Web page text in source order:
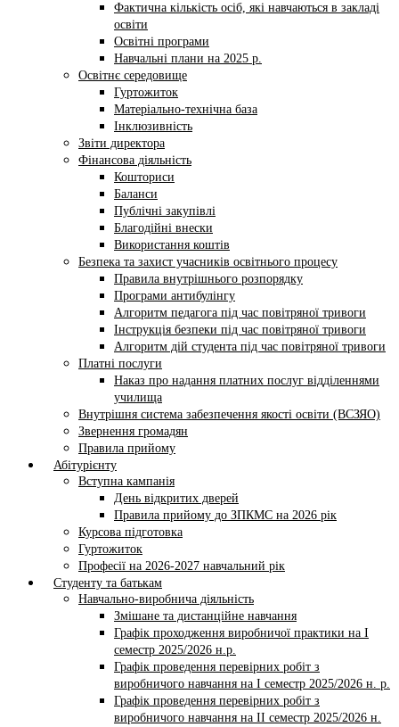
Фактична кількість осіб, які навчаються в закладі
освіти
Освітні програми
Навчальні плани на 2025 р.
Освітнє середовище
Гуртожиток
Матеріально-технічна база
Інклюзивність
Звіти директора
Фінансова діяльність
Кошториси
Баланси
Публічні закупівлі
Благодійні внески
Використання коштів
Безпека та захист учасників освітнього процесу
Правила внутрішнього розпорядку
Програми антибулінгу
Алгоритм педагога під час повітряної тривоги
Інструкція безпеки під час повітряної тривоги
Алгоритм дій студента під час повітряної тривоги
Платні послуги
Наказ про надання платних послуг відділеннями
училища
Внутрішня система забезпечення якості освіти (ВСЗЯО)
Звернення громадян
Правила прийому
Абітурієнту
Вступна кампанія
День відкритих дверей
Правила прийому до ЗПКМС на 2026 рік
Курсова підготовка
Гуртожиток
Професії на 2026-2027 навчальний рік
Студенту та батькам
Навчально-виробнича діяльність
Змішане та дистанційне навчання
Графік проходження виробничої практики на І
семестр 2025/2026 н.р.
Графік проведення перевірних робіт з
виробничого навчання на І семестр 2025/2026 н. р.
Графік проведення перевірних робіт з
виробничого навчання на ІI семестр 2025/2026 н.